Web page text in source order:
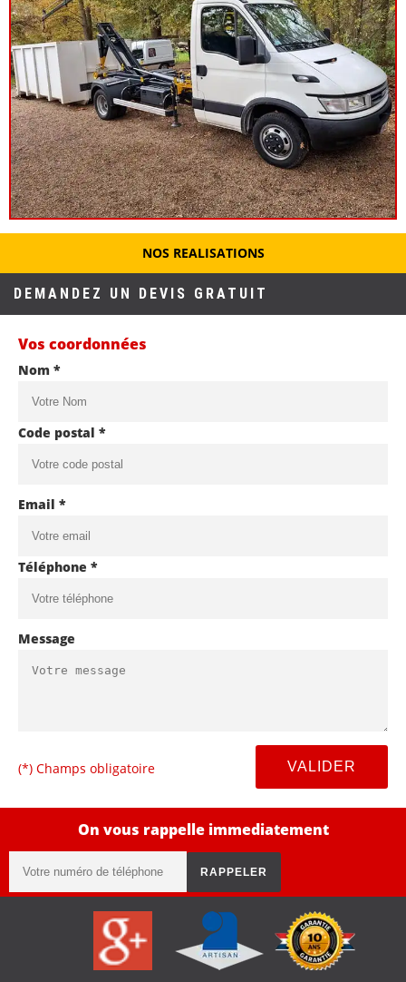
NOS REALISATIONS
DEMANDEZ UN DEVIS GRATUIT
Vos coordonnées
Nom *
Code postal *
Email *
Téléphone *
Message
(*) Champs obligatoire
On vous rappelle immediatement